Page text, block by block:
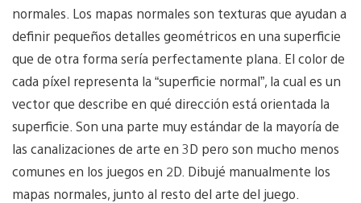
normales. Los mapas normales son texturas que ayudan a
definir pequeños detalles geométricos en una superficie
que de otra forma sería perfectamente plana. El color de
cada píxel representa la “superficie normal”, la cual es un
vector que describe en qué dirección está orientada la
superficie. Son una parte muy estándar de la mayoría de
las canalizaciones de arte en 3D pero son mucho menos
comunes en los juegos en 2D. Dibujé manualmente los
mapas normales, junto al resto del arte del juego.